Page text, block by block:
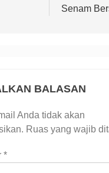
Senam
BALASAN
Anda tidak akan
Ruas yang wajib
*